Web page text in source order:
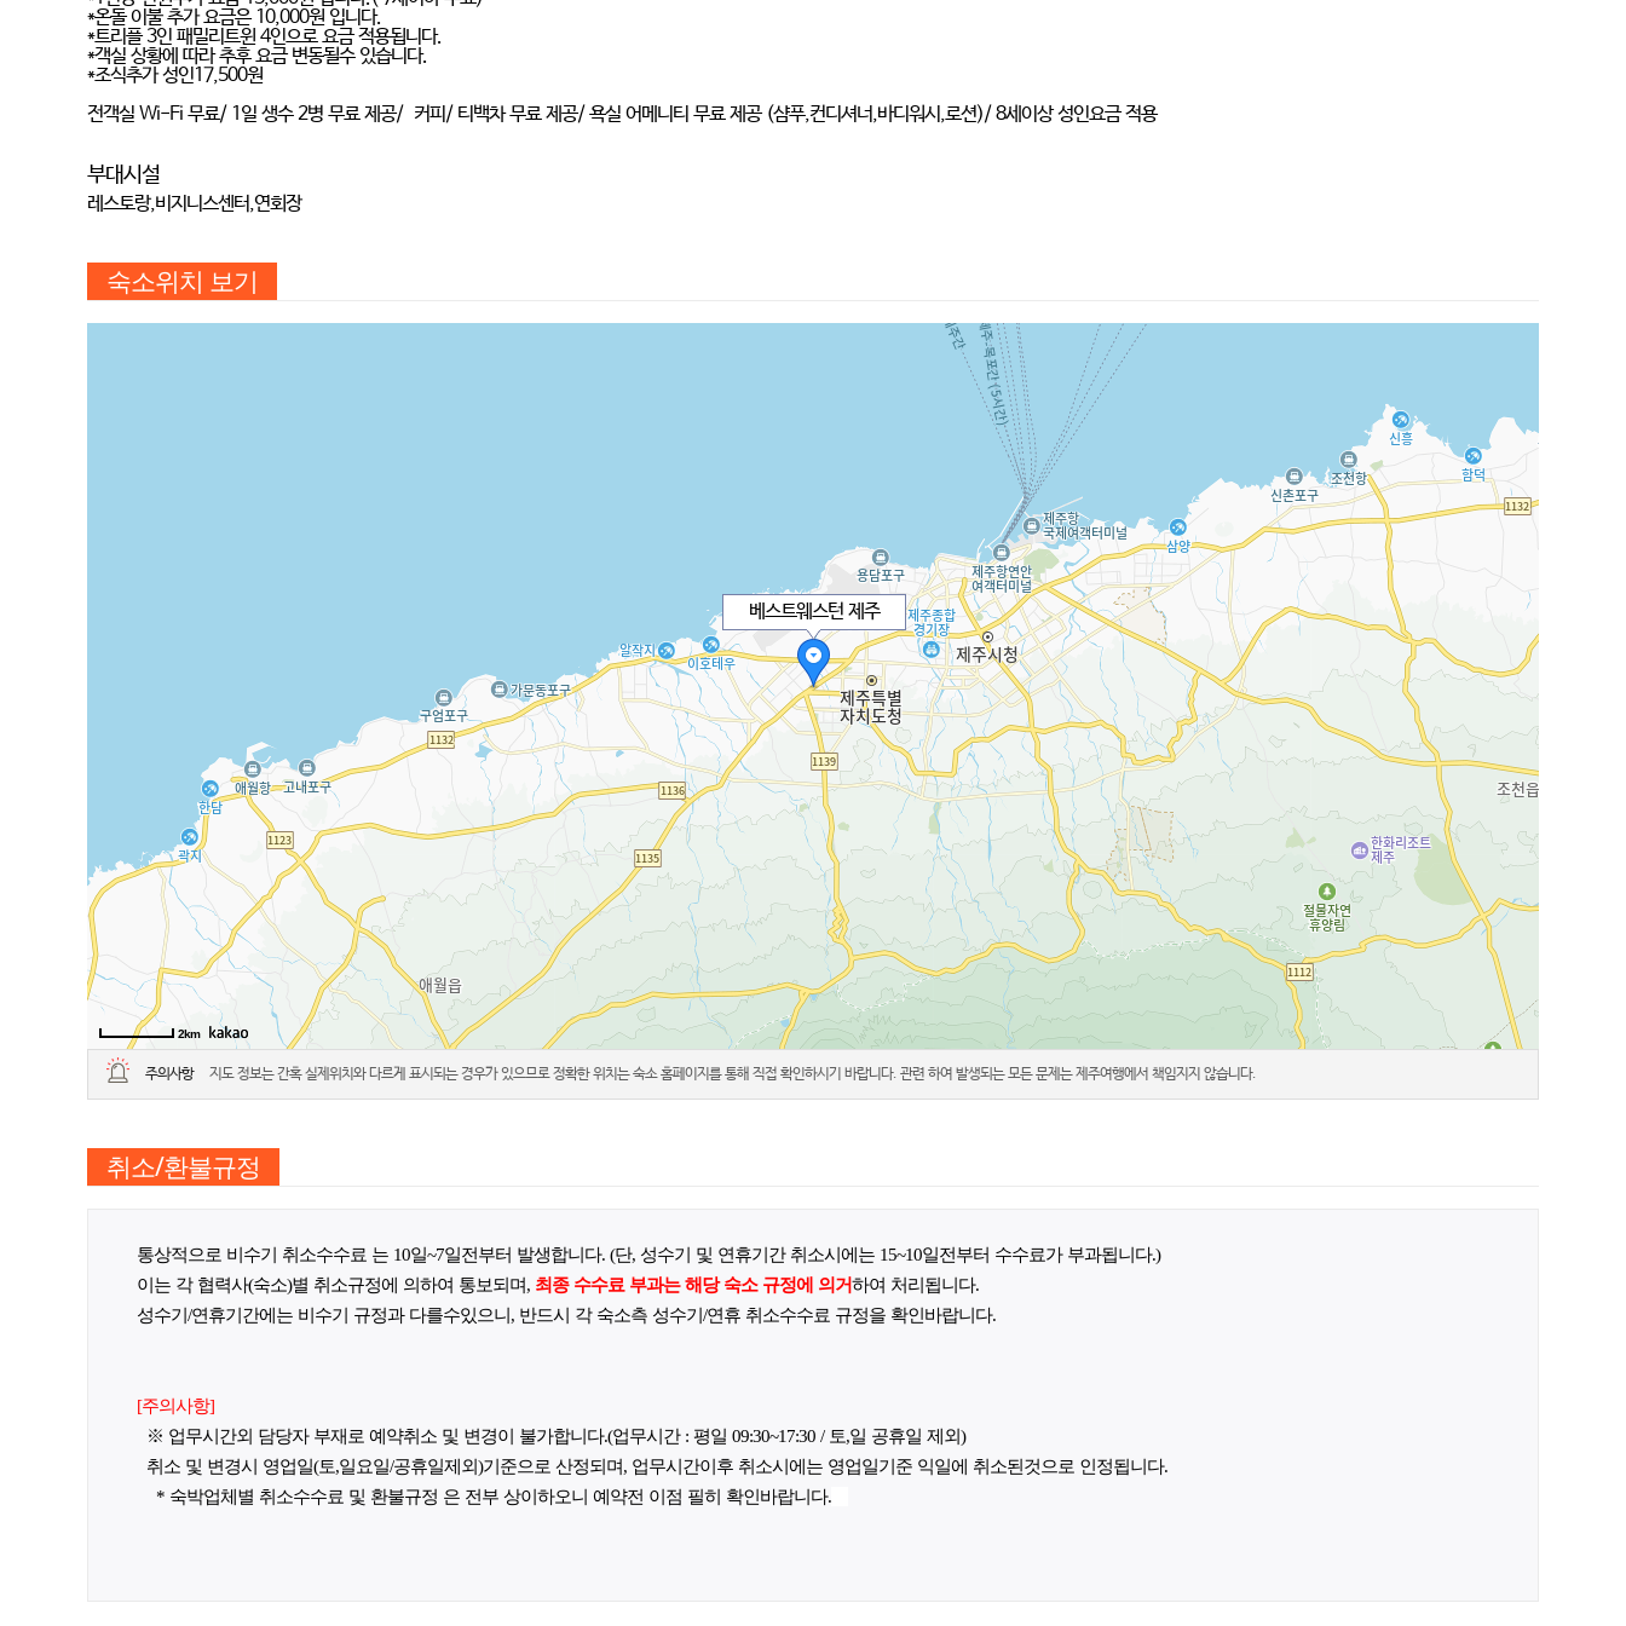
*온돌 이불 추가 요금은 10,000원 입니다.
*트리플 3인 패밀리트윈 4인으로 요금 적용됩니다.
*객실 상황에 따라 추후 요금 변동될수 있습니다.
*조식추가 성인17,500원
전객실 Wi-Fi 무료/ 1일 생수 2병 무료 제공/ 커피/ 티백차 무료 제공/ 욕실 어메니티 무료 제공 (샴푸,컨디셔너,바디워시,로션)/ 8세이상 성인요금 적용
부대시설
레스토랑,비지니스센터,연회장
숙소위치 보기
베스트웨스턴 제주
2km
주의사항 지도 정보는 간혹 실제위치와 다르게 표시되는 경우가 있으므로 정확한 위치는 숙소 홈페이지를 통해 직접 확인하시기 바랍니다. 관련 하여 발생되는 모든 문제는 제주여행에서 책임지지 않습니다.
취소/환불규정
통상적으로 비수기 취소수수료 는 10일~7일전부터 발생합니다. (단, 성수기 및 연휴기간 취소시에는 15~10일전부터 수수료가 부과됩니다.)
이는 각 협력사(숙소)별 취소규정에 의하여 통보되며, 최종 수수료 부과는 해당 숙소 규정에 의거하여 처리됩니다.
성수기/연휴기간에는 비수기 규정과 다를수있으니, 반드시 각 숙소측 성수기/연휴 취소수수료 규정을 확인바랍니다.
[주의사항]
※ 업무시간외 담당자 부재로 예약취소 및 변경이 불가합니다.(업무시간 : 평일 09:30~17:30 / 토,일 공휴일 제외)
취소 및 변경시 영업일(토,일요일/공휴일제외)기준으로 산정되며, 업무시간이후 취소시에는 영업일기준 익일에 취소된것으로 인정됩니다.
* 숙박업체별 취소수수료 및 환불규정 은 전부 상이하오니 예약전 이점 필히 확인바랍니다.